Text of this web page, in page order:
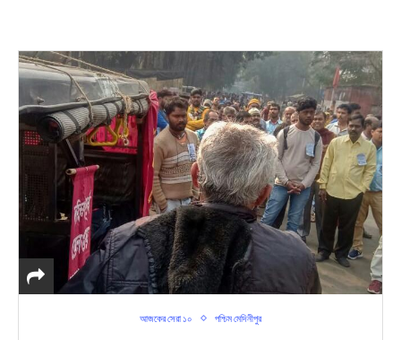
আজকের সেরা ১০ পশ্চিম মেদিনীপুর